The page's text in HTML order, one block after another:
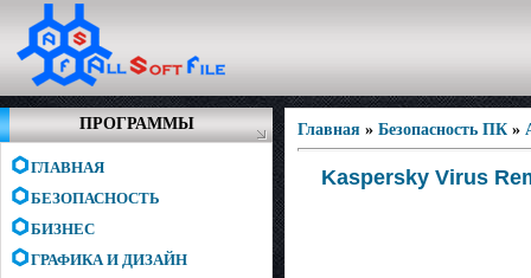
ПРОГРАММЫ
ГЛАВНАЯ
БЕЗОПАСНОСТЬ
БИЗНЕС
ГРАФИКА И ДИЗАЙН
Главная » Безопасность ПК »
Kaspersky Virus